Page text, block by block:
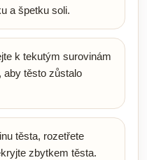
a špetku soli.
k tekutým surovinám
aby těsto zůstalo
těsta, rozetřete
zbytkem těsta.